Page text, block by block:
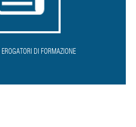
DI FORMAZIONE